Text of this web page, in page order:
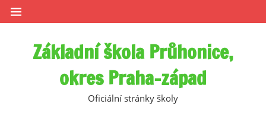
Skip
to
Základní škola Průhonice,
okres Praha-západ
Oficiální stránky školy